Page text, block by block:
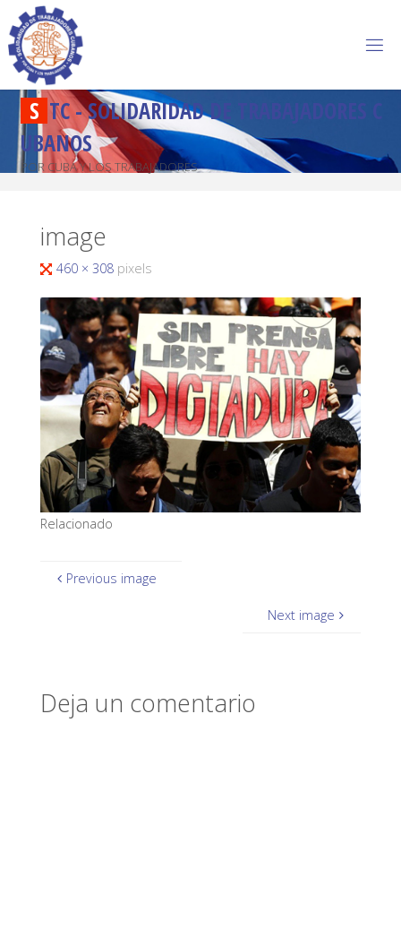
S TC-SOLIDARIDADD R A BAJADORES C
U BANOS
POR CUBA Y LOS TRABAJADORES
image
460 × 308 pixels
Relacionado
Previous image
Next image
Deja un comentario